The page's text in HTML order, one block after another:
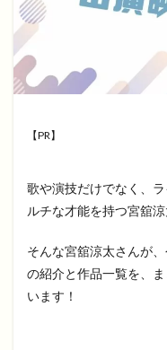
【PR】
歌や演技だけでなく、
ルチな才能を持つ宮舘涼
そんな宮舘涼太さんが
の紹介と作品一覧を、
います！